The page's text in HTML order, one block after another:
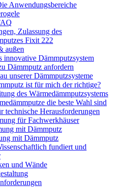
Anwendungsbereiche
Zulassung des
Fixit 222
außen
Dämmputzsystem
Dämmputz anfordern
unserer Dämmputzsysteme
ist für mich der richtige?
des Wärmedämmputzsystems
die beste Wahl sind
technische Herausforderungen
für Fachwerkhäuser
mit Dämmputz
mit Dämmputz
fundiert und
und Wände